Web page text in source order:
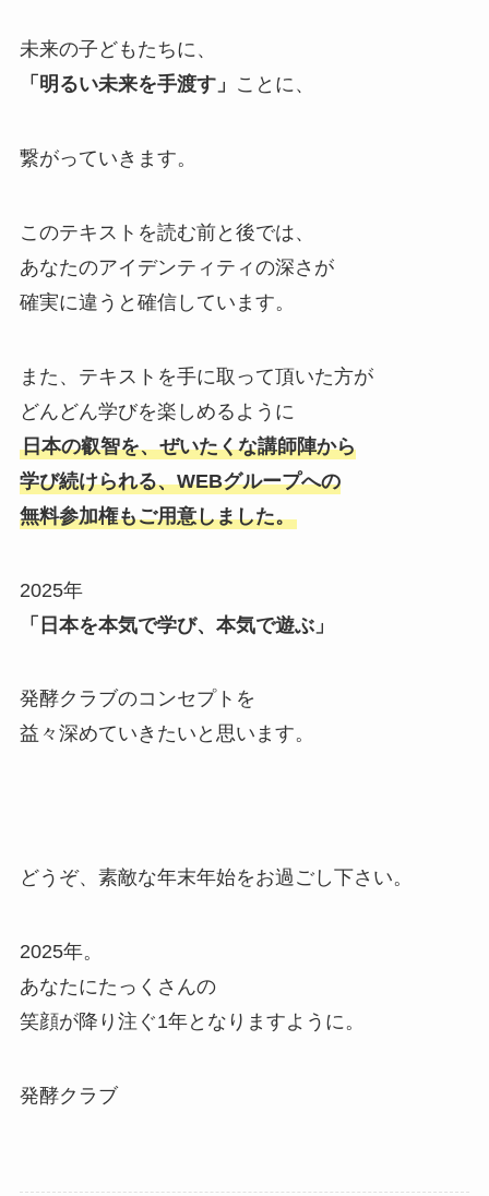
未来の子どもたちに、
「明るい未来を手渡す」 ことに、
繋がっていきます。
このテキストを読む前と後では、
あなたのアイデンティティの深さが
確実に違うと確信しています。
また、テキストを手に取って頂いた方が
どんどん学びを楽しめるように
日本の叡智を、ぜいたくな講師陣から
学び続けられる、WEBグループへの
無料参加権もご用意しました。
2025年
「日本を本気で学び、本気で遊ぶ」
発酵クラブのコンセプトを
益々深めていきたいと思います。
どうぞ、素敵な年末年始をお過ごし下さい。
2025年。
あなたにたっくさんの
笑顔が降り注ぐ1年となりますように。
発酵クラブ